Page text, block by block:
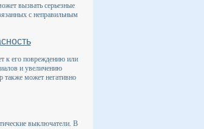
вызвать серьезные
с неправильным
к его повреждению или
и увеличению
также может негативно
выключатели. В